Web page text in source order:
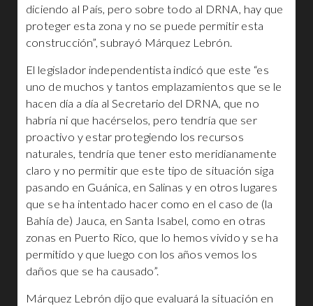
diciendo al País, pero sobre todo al DRNA, hay que
proteger esta zona y no se puede permitir esta
construcción”, subrayó Márquez Lebrón.
El legislador independentista indicó que este “es
uno de muchos y tantos emplazamientos que se le
hacen día a día al Secretario del DRNA, que no
habría ni que hacérselos, pero tendría que ser
proactivo y estar protegiendo los recursos
naturales, tendría que tener esto meridianamente
claro y no permitir que este tipo de situación siga
pasando en Guánica, en Salinas y en otros lugares
que se ha intentado hacer como en el caso de (la
Bahía de) Jauca, en Santa Isabel, como en otras
zonas en Puerto Rico, que lo hemos vivido y se ha
permitido y que luego con los años vemos los
daños que se ha causado”.
Márquez Lebrón dijo que evaluará la situación en